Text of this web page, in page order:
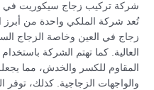
شركة تركيب زجاج سيكوريت في
تُعد شركة الملكي واحدة من
زجاج في العين وخاصة الزجاج
العالية. كما تهتم الشركة
المقاوم للكسر والخدش، مما يجعله
والواجهات الزجاجية. كذلك،